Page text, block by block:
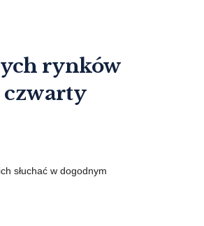
rynków
czwarty
słuchać w dogodnym